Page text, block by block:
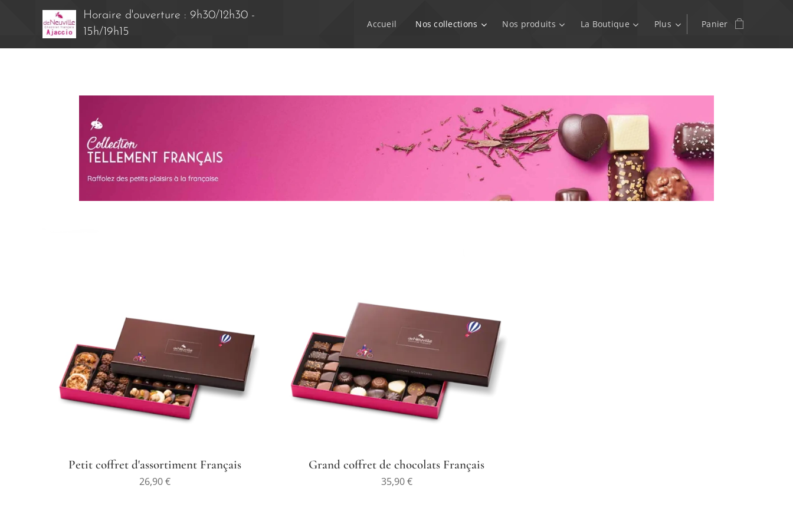
Horaire d'ouverture : 9h30/12h30 -
15h/19h15
Accueil Nos collections Nos produits La Boutique Plus Panier
Petit coffret d'assortiment Français
26,90€
Grand coffret de chocolats Français
35,90€